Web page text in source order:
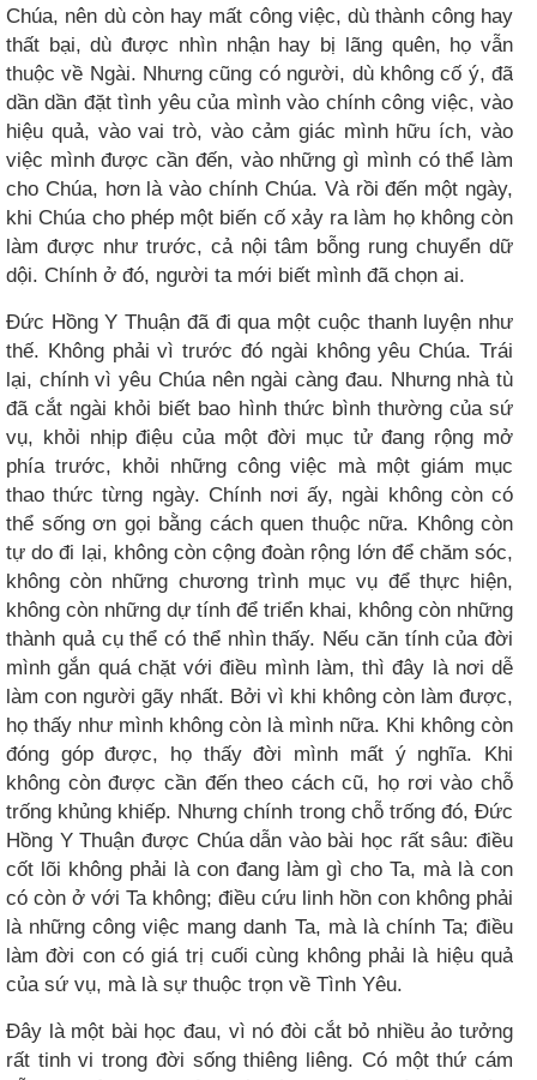
Chúa, nên dù còn hay mất công việc, dù thành công hay
thất bại, dù được nhìn nhận hay bị lãng quên, họ vẫn
thuộc về Ngài. Nhưng cũng có người, dù không cố ý, đã
dần dần đặt tình yêu của mình vào chính công việc, vào
hiệu quả, vào vai trò, vào cảm giác mình hữu ích, vào
việc mình được cần đến, vào những gì mình có thể làm
cho Chúa, hơn là vào chính Chúa. Và rồi đến một ngày,
khi Chúa cho phép một biến cố xảy ra làm họ không còn
làm được như trước, cả nội tâm bỗng rung chuyển dữ
dội. Chính ở đó, người ta mới biết mình đã chọn ai.
Đức Hồng Y Thuận đã đi qua một cuộc thanh luyện như
thế. Không phải vì trước đó ngài không yêu Chúa. Trái
lại, chính vì yêu Chúa nên ngài càng đau. Nhưng nhà tù
đã cắt ngài khỏi biết bao hình thức bình thường của sứ
vụ, khỏi nhịp điệu của một đời mục tử đang rộng mở
phía trước, khỏi những công việc mà một giám mục
thao thức từng ngày. Chính nơi ấy, ngài không còn có
thể sống ơn gọi bằng cách quen thuộc nữa. Không còn
tự do đi lại, không còn cộng đoàn rộng lớn để chăm sóc,
không còn những chương trình mục vụ để thực hiện,
không còn những dự tính để triển khai, không còn những
thành quả cụ thể có thể nhìn thấy. Nếu căn tính của đời
mình gắn quá chặt với điều mình làm, thì đây là nơi dễ
làm con người gãy nhất. Bởi vì khi không còn làm được,
họ thấy như mình không còn là mình nữa. Khi không còn
đóng góp được, họ thấy đời mình mất ý nghĩa. Khi
không còn được cần đến theo cách cũ, họ rơi vào chỗ
trống khủng khiếp. Nhưng chính trong chỗ trống đó, Đức
Hồng Y Thuận được Chúa dẫn vào bài học rất sâu: điều
cốt lõi không phải là con đang làm gì cho Ta, mà là con
có còn ở với Ta không; điều cứu linh hồn con không phải
là những công việc mang danh Ta, mà là chính Ta; điều
làm đời con có giá trị cuối cùng không phải là hiệu quả
của sứ vụ, mà là sự thuộc trọn về Tình Yêu.
Đây là một bài học đau, vì nó đòi cắt bỏ nhiều ảo tưởng
rất tinh vi trong đời sống thiêng liêng. Có một thứ cám